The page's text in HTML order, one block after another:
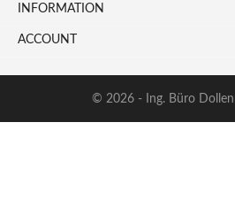
INFORMATION
ACCOUNT
© 2026 - Ing. Büro